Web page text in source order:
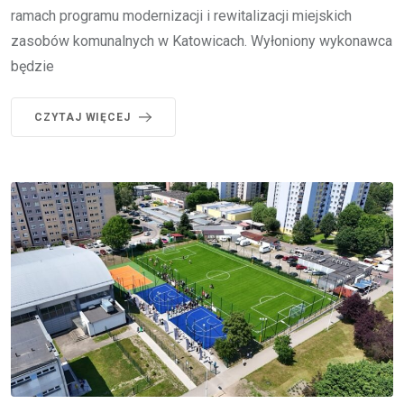
ramach programu modernizacji i rewitalizacji miejskich
zasobów komunalnych w Katowicach. Wyłoniony wykonawca
będzie
CZYTAJ WIĘCEJ